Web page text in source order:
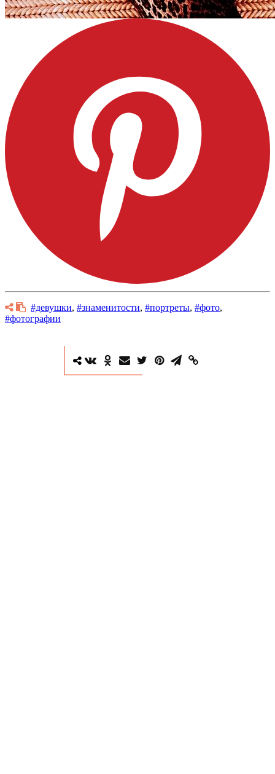
#девушки, #знаменитости, #портреты, #фото,
#фотографии